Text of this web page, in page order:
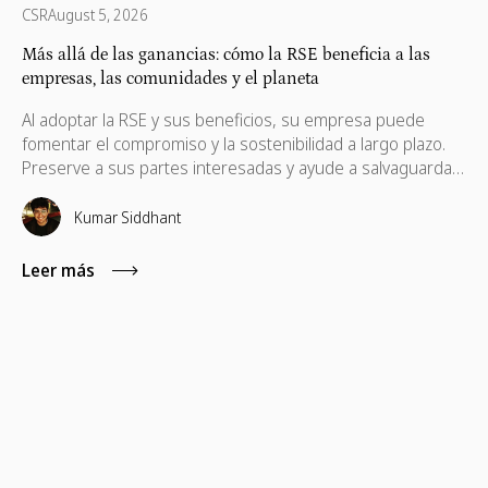
CSRAugust 5, 2026
Más allá de las ganancias: cómo la RSE beneficia a las
empresas, las comunidades y el planeta
Al adoptar la RSE y sus beneficios, su empresa puede
fomentar el compromiso y la sostenibilidad a largo plazo.
Preserve a sus partes interesadas y ayude a salvaguardar
sus intereses, que también son necesarios para su
progreso.Kumar Siddhant
Leer más